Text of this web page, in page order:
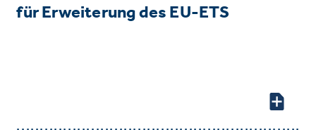
für Erweiterung des EU-ETS